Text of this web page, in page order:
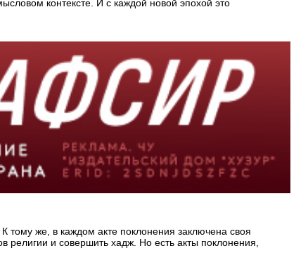
контексте. И с каждой новой эпохой это
же, в каждом акте поклонения заключена своя
и совершить хадж. Но есть акты поклонения,